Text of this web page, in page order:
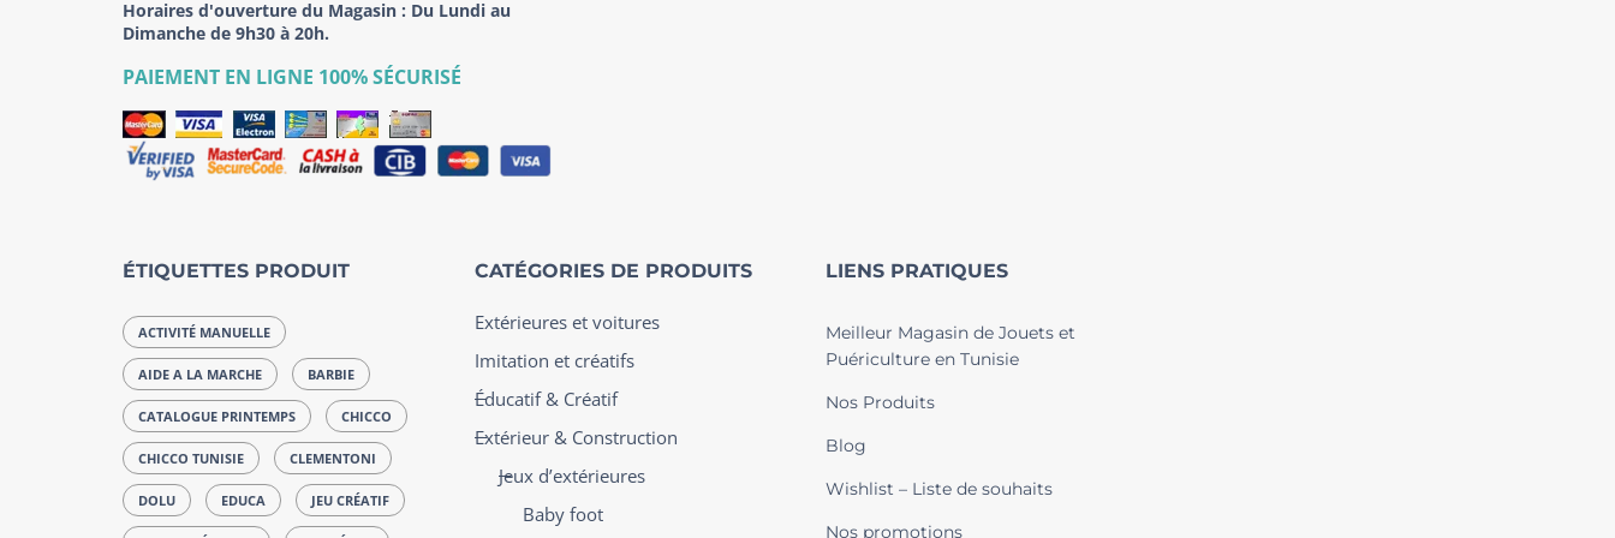
Horaires d'ouverture du Magasin : Du Lundi au
Dimanche de 9h30 à 20h.
PAIEMENT EN LIGNE 100% SÉCURISÉ
ÉTIQUETTES PRODUIT
ACTIVITÉ MANUELLE
AIDE A LA MARCHE BARBIE
CATALOGUE PRINTEMPS CHICCO
CHICCO TUNISIE CLEMENTONI
DOLU EDUCA JEU CRÉATIF
CATÉGORIES DE PRODUITS
Extérieures et voitures
Imitation et créatifs
Éducatif & Créatif
Extérieur & Construction
Jeux d’extérieures
Baby foot
LIENS PRATIQUES
Meilleur Magasin de Jouets et
Puériculture en Tunisie
Nos Produits
Blog
Wishlist – Liste de souhaits
Nos promotions